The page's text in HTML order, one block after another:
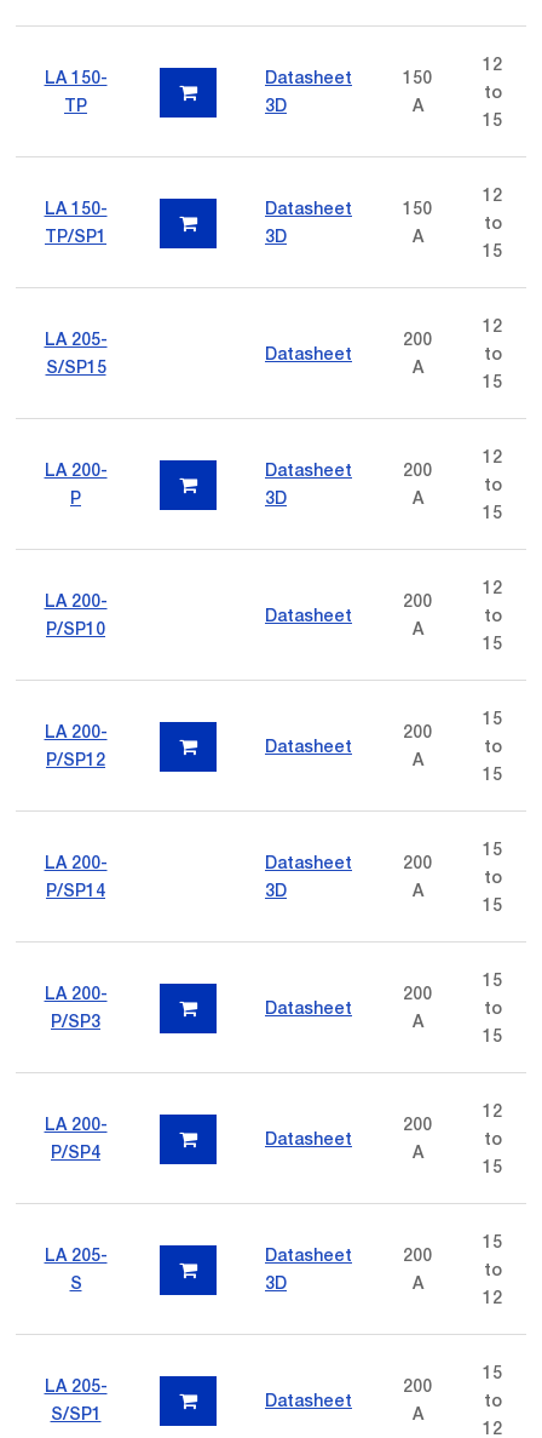
LA 150-
TP
Datasheet
3D
150
A
12
to
15
LA 150-
TP/SP1
Datasheet
3D
150
A
12
to
15
LA 205-
S/SP15
Datasheet
200
A
12
to
15
LA 200-
P
Datasheet
3D
200
A
12
to
15
LA 200-
P/SP10
Datasheet
200
A
12
to
15
LA 200-
P/SP12
Datasheet
200
A
15
to
15
LA 200-
P/SP14
Datasheet
3D
200
A
15
to
15
LA 200-
P/SP3
Datasheet
200
A
15
to
15
LA 200-
P/SP4
Datasheet
200
A
12
to
15
LA 205-
S
Datasheet
3D
200
A
15
to
12
LA 205-
S/SP1
Datasheet
200
A
15
to
12